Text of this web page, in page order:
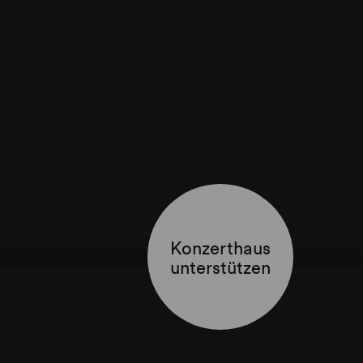
Konzerthaus
unterstützen